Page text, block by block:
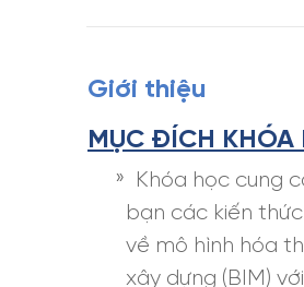
Giới thiệu
MỤC ĐÍCH KHÓA
Khóa học cung
bạn các kiến
về mô hình hóa
xây dựng (BIM)